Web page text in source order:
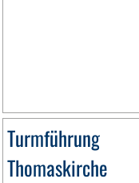
Turmführung
Thomaskirche